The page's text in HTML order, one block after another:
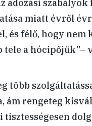
adózási szabályok
miatt évről
és félő, hogy nem
a hócipőjük”–
több
ám rengeteg